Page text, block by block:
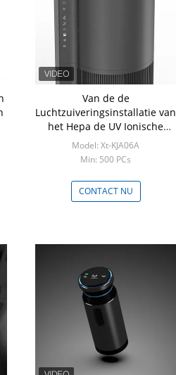
Van de de
Luchtzuiveringsinstallatie van
het Hepa de UV Ionische
Ozon Controle van de
Aanrakingswifi voor
Model: Xt-KJA06A
Min: 500 PCs
CONTACT NU